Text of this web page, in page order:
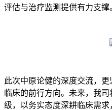
评估与治疗监测提供有力支撑
此次中原论健的深度交流，
临床的前行方向。未来，我
级，以务实态度深耕临床需